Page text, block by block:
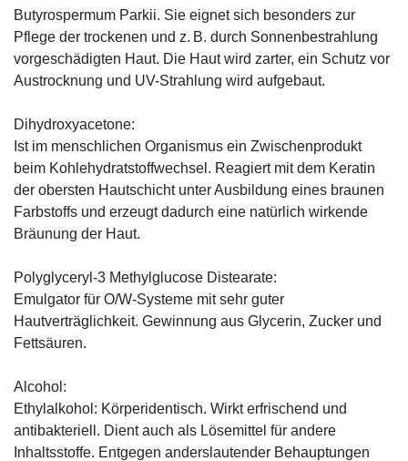
Butyrospermum Parkii. Sie eignet sich besonders zur
Pflege der trockenen und z. B. durch Sonnenbestrahlung
vorgeschädigten Haut. Die Haut wird zarter, ein Schutz vor
Austrocknung und UV-Strahlung wird aufgebaut.
Dihydroxyacetone:
Ist im menschlichen Organismus ein Zwischenprodukt
beim Kohlehydratstoffwechsel. Reagiert mit dem Keratin
der obersten Hautschicht unter Ausbildung eines braunen
Farbstoffs und erzeugt dadurch eine natürlich wirkende
Bräunung der Haut.
Polyglyceryl-3 Methylglucose Distearate:
Emulgator für O/W-Systeme mit sehr guter
Hautverträglichkeit. Gewinnung aus Glycerin, Zucker und
Fettsäuren.
Alcohol:
Ethylalkohol: Körperidentisch. Wirkt erfrischend und
antibakteriell. Dient auch als Lösemittel für andere
Inhaltsstoffe. Entgegen anderslautender Behauptungen